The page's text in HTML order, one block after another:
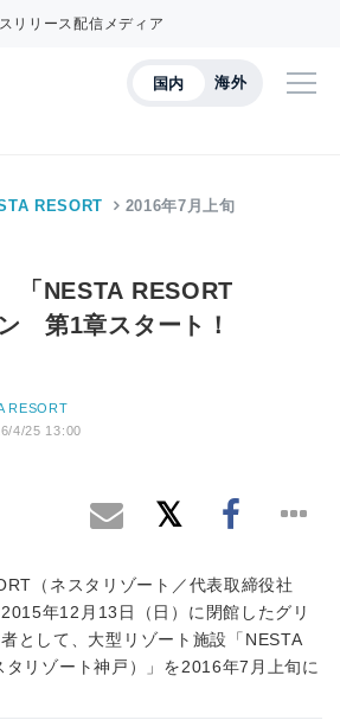
リリース配信メディア
国内 海外
RESORT 2016年7月上旬
NESTA RESORT
第1章スタート！
RESORT
4/25 13:00
（ネスタリゾート／代表取締役社
年12月13日（日）に閉館したグリ
として、大型リゾート施設「NESTA
タリゾート神戸）」を2016年7月上旬に